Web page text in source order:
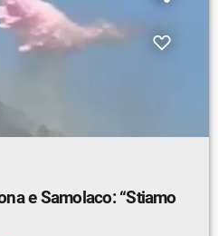
e Samolaco: “Stiamo